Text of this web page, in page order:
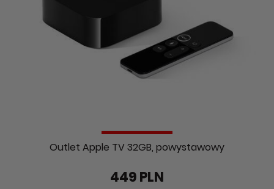
Outlet Apple TV 32GB, powystawowy
449 PLN